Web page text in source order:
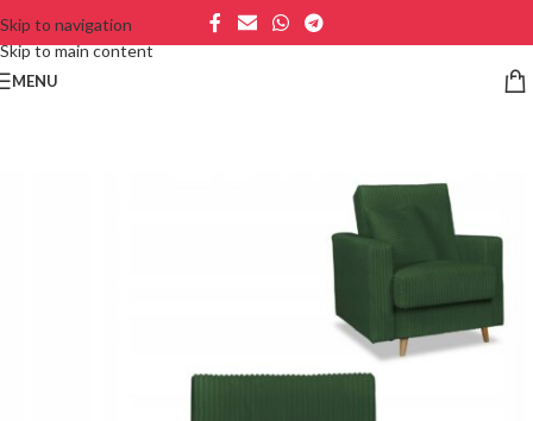
Skip to navigation
Skip to main content
MENU